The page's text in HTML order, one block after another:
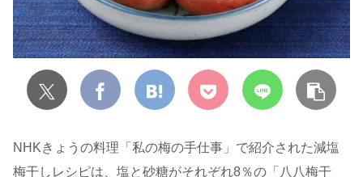
NHKきょうの料理「私の梅の手仕事」で紹介された減塩
梅干しレシピは、塩と砂糖がそれぞれ8％の「八八梅干